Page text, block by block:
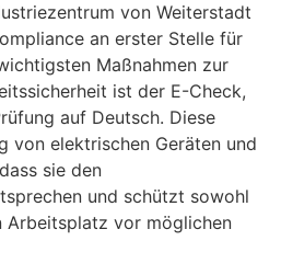
von Weiterstadt
an erster Stelle für
Maßnahmen zur
ist der E-Check,
auf Deutsch. Diese
von elektrischen Geräten und
sie den
und schützt sowohl
Arbeitsplatz vor möglichen